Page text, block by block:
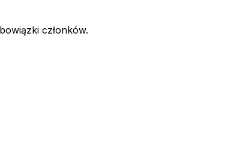
członków.